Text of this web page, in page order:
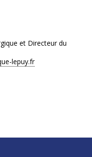
et Directeur du
lepuy.fr